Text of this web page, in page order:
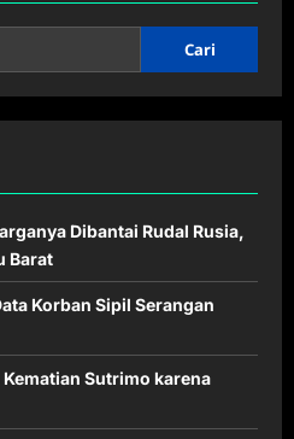
Cari
Dibantai Rudal Rusia,
Barat
Korban Sipil Serangan
Sutrimo karena